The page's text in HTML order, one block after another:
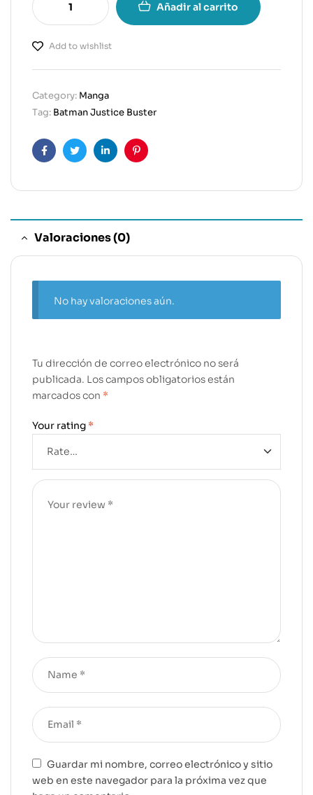
Añadir al carrito
Add to wishlist
Category: Manga
Tag: Batman Justice Buster
FacebookTwitterLinkedinPinterest
Valoraciones (0)
No hay valoraciones aún.
Tu dirección de correo electrónico no será
publicada. Los campos obligatorios están
marcados con *
Your rating *
Guardar mi nombre, correo electrónico y sitio
web en este navegador para la próxima vez que